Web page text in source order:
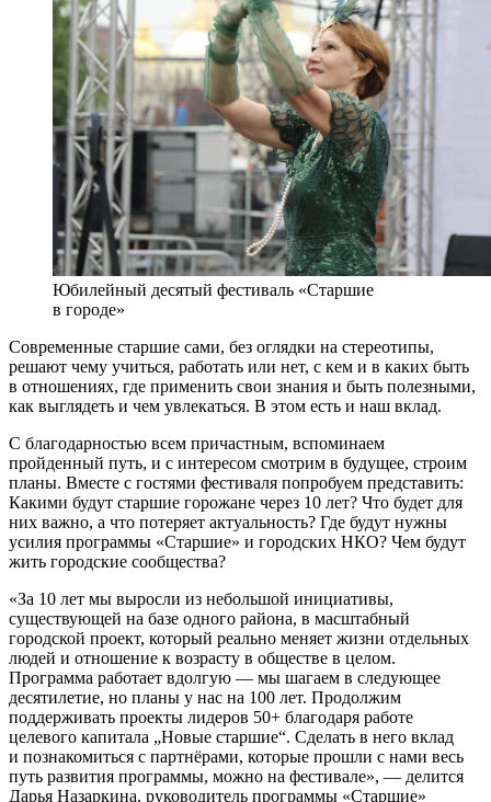
Юбилейный десятый фестиваль «Старшие
в городе»
Современные старшие сами, без оглядки на стереотипы,
решают чему учиться, работать или нет, с кем и в каких быть
в отношениях, где применить свои знания и быть полезными,
как выглядеть и чем увлекаться. В этом есть и наш вклад.
С благодарностью всем причастным, вспоминаем
пройденный путь, и с интересом смотрим в будущее, строим
планы. Вместе с гостями фестиваля попробуем представить:
Какими будут старшие горожане через 10 лет? Что будет для
них важно, а что потеряет актуальность? Где будут нужны
усилия программы «Старшие» и городских НКО? Чем будут
жить городские сообщества?
«За 10 лет мы выросли из небольшой инициативы,
существующей на базе одного района, в масштабный
городской проект, который реально меняет жизни отдельных
людей и отношение к возрасту в обществе в целом.
Программа работает вдолгую — мы шагаем в следующее
десятилетие, но планы у нас на 100 лет. Продолжим
поддерживать проекты лидеров 50+ благодаря работе
целевого капитала „Новые старшие“. Сделать в него вклад
и познакомиться с партнёрами, которые прошли с нами весь
путь развития программы, можно на фестивале», — делится
Дарья Назаркина, руководитель программы «Старшие»